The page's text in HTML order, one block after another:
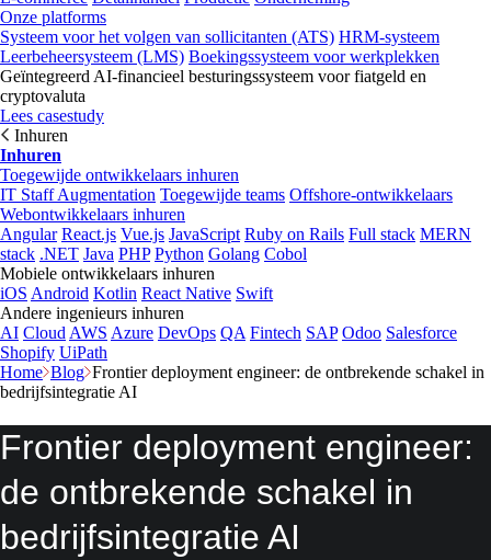
Onze platforms
Systeem voor het volgen van sollicitanten (ATS) HRM-systeem
Leerbeheersysteem (LMS) Boekingssysteem voor werkplekken
Geïntegreerd AI-financieel besturingssysteem voor fiatgeld en
cryptovaluta
Lees casestudy
Inhuren
Inhuren
Toegewijde ontwikkelaars inhuren
IT Staff Augmentation Toegewijde teams Offshore-ontwikkelaars
Webontwikkelaars inhuren
Angular React.js Vue.js JavaScript Ruby on Rails Full stack MERN
stack .NET Java PHP Python Golang Cobol
Mobiele ontwikkelaars inhuren
iOS Android Kotlin React Native Swift
Andere ingenieurs inhuren
AI Cloud AWS Azure DevOps QA Fintech SAP Odoo Salesforce
Shopify UiPath
Home Blog Frontier deployment engineer: de ontbrekende schakel in
bedrijfsintegratie AI
Frontier deployment engineer:
de ontbrekende schakel in
bedrijfsintegratie AI